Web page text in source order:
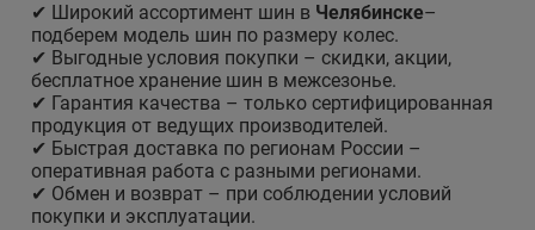
✔ Широкий ассортимент шин в Челябинске–
подберем модель шин по размеру колес.
✔ Выгодные условия покупки – скидки, акции,
бесплатное хранение шин в межсезонье.
✔ Гарантия качества – только сертифицированная
продукция от ведущих производителей.
✔ Быстрая доставка по регионам России –
оперативная работа с разными регионами.
✔ Обмен и возврат – при соблюдении условий
покупки и эксплуатации.